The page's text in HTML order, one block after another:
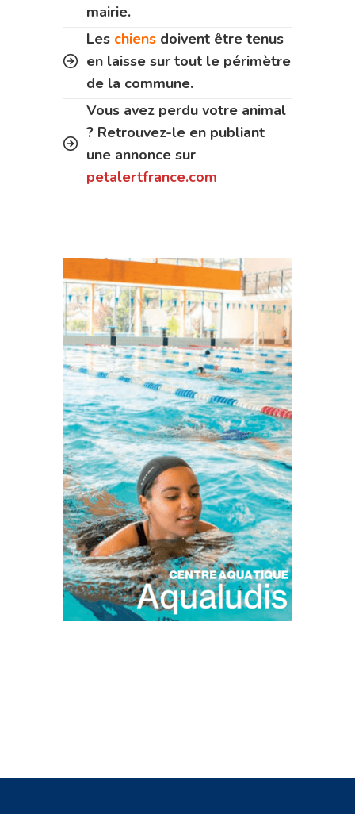
mairie.
Les chiens doivent être tenus
en laisse sur tout le périmètre
de la commune.
Vous avez perdu votre animal
? Retrouvez-le en publiant
une annonce sur
petalertfrance.com